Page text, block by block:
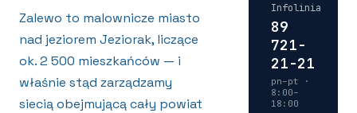
Zalewo to malownicze miasto
nad jeziorem Jeziorak, liczące
ok. 2 500 mieszkańców — i
właśnie stąd zarządzamy
siecią obejmującą cały powiat
Infolinia
89
721-
21-21
pn–pt ·
8:00–
18:00